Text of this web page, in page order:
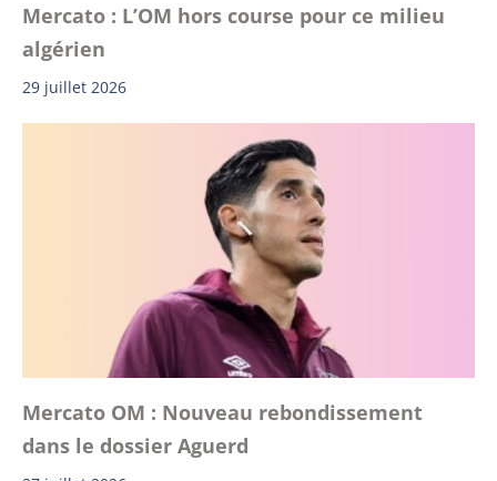
Mercato : L’OM hors course pour ce milieu
algérien
29 juillet 2026
Mercato OM : Nouveau rebondissement
dans le dossier Aguerd